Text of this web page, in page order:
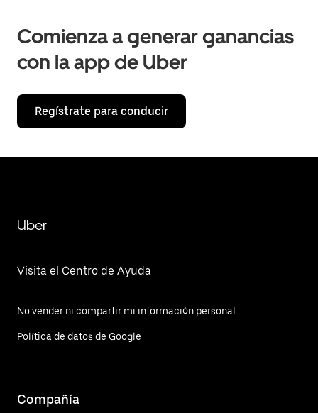
Comienza a generar ganancias
con la app de Uber
Regístrate para conducir
Uber
Visita el Centro de Ayuda
No vender ni compartir mi información personal
Política de datos de Google
Compañía